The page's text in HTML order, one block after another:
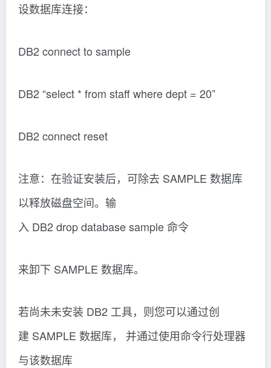
设数据库连接：
DB2 connect to sample
DB2 “select * from staff where dept = 20”
DB2 connect reset
注意：在验证安装后，可除去 SAMPLE 数据库
以释放磁盘空间。输
入 DB2 drop database sample 命令
来卸下 SAMPLE 数据库。
若尚未未安装 DB2 工具，则您可以通过创
建 SAMPLE 数据库， 并通过使用命令行处理器
与该数据库